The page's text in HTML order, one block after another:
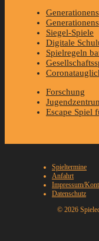
Siegel-Spiele
Digitale
Spielregeln
Forschung
Escape Spiel
Spieltermine
Anfahrt
Impressum/
Datenschutz
© 2026